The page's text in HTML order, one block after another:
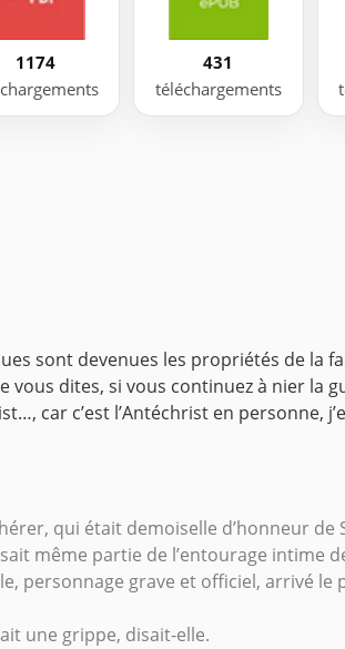
1174
431
téléchargements
sont devenues les propriétés de la
vous dites, si vous continuez à nier
car c’est l’Antéchrist en personne,
qui était demoiselle d’honneur de
même partie de l’entourage intime
personnage grave et officiel, arrivé le
une grippe, disait-elle.